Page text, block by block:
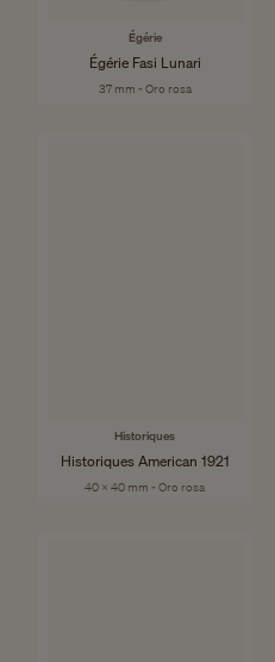
Égérie
Égérie Fasi Lunari
37 mm - Oro rosa
Historiques
Historiques American 1921
40 x 40 mm - Oro rosa